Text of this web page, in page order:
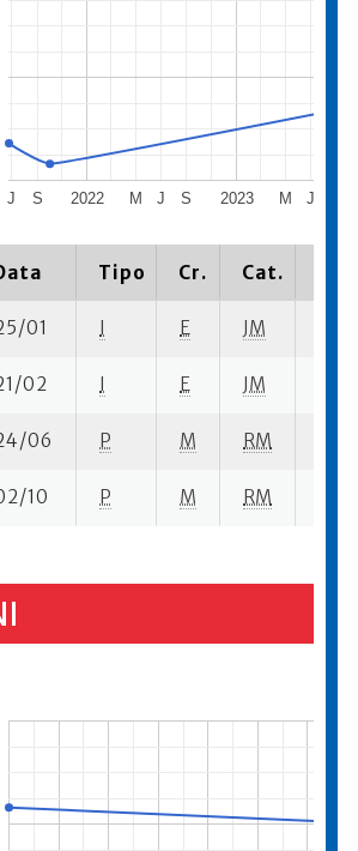
2022 2023
J S M J S M J
Tipo Cr. Cat.
01 I E JM
02 I E JM
06 P M RM
10 P M RM